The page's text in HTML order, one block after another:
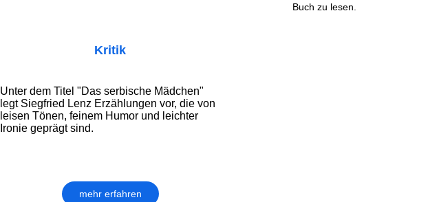
Kritik
Unter dem Titel "Das serbische Mädchen"
legt Siegfried Lenz Erzählungen vor, die von
leisen Tönen, feinem Humor und leichter
Ironie geprägt sind.
mehr erfahren
Buch zu lesen.